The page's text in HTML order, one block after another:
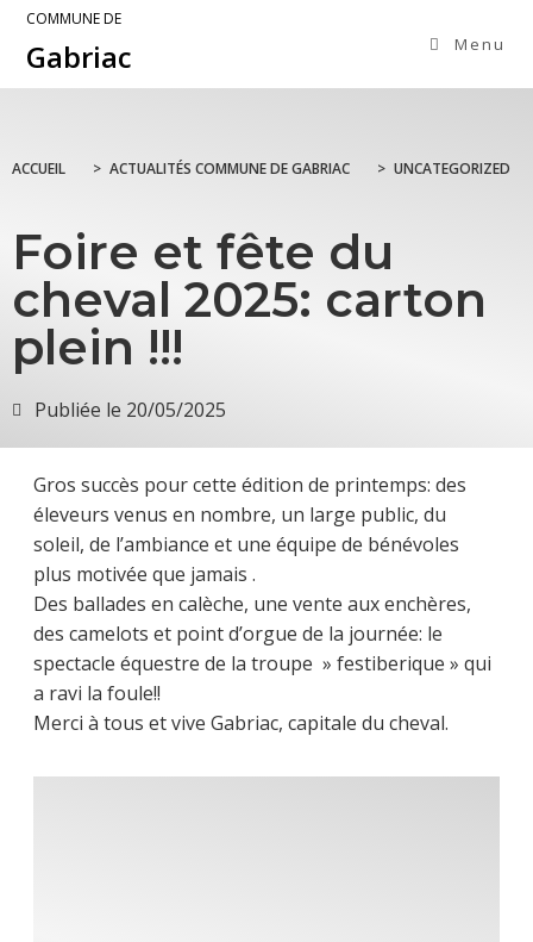
COMMUNE DE
Gabriac Menu
ACCUEIL > ACTUALITÉS COMMUNE DE GABRIAC > UNCATEGORIZED
Foire et fête du
cheval 2025: carton
plein !!!
Publiée le 20/05/2025
Gros succès pour cette édition de printemps: des
éleveurs venus en nombre, un large public, du
soleil, de l’ambiance et une équipe de bénévoles
plus motivée que jamais .
Des ballades en calèche, une vente aux enchères,
des camelots et point d’orgue de la journée: le
spectacle équestre de la troupe » festiberique » qui
a ravi la foule!!
Merci à tous et vive Gabriac, capitale du cheval.